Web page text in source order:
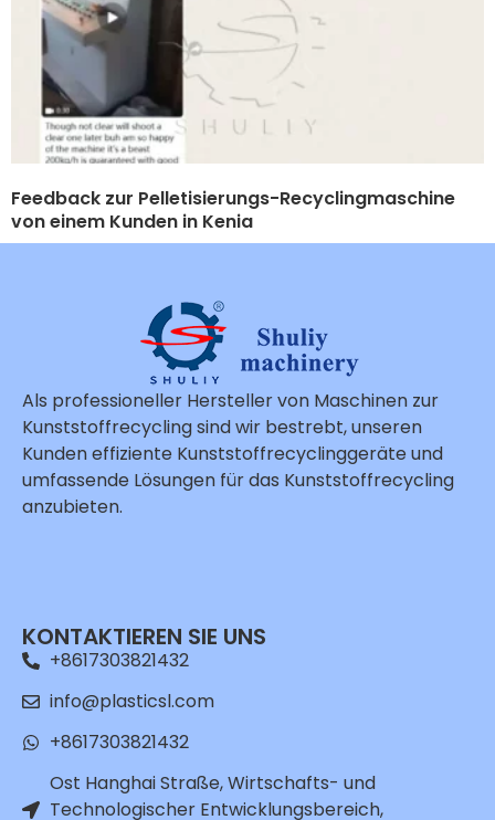
Feedback zur Pelletisierungs-Recyclingmaschine
von einem Kunden in Kenia
Als professioneller Hersteller von Maschinen zur
Kunststoffrecycling sind wir bestrebt, unseren
Kunden effiziente Kunststoffrecyclinggeräte und
umfassende Lösungen für das Kunststoffrecycling
anzubieten.
KONTAKTIEREN SIE UNS
+8617303821432
info@plasticsl.com
+8617303821432
Ost Hanghai Straße, Wirtschafts- und
Technologischer Entwicklungsbereich,